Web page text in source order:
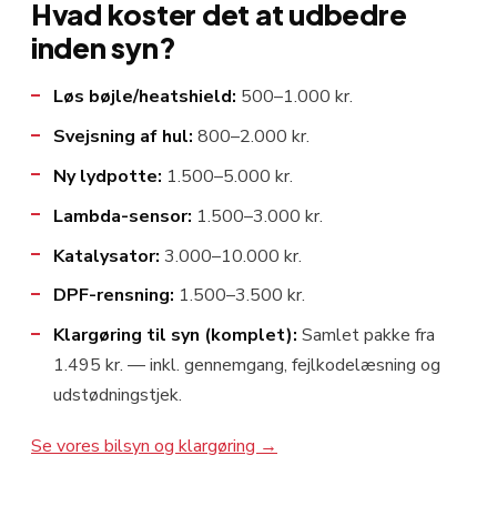
Hvad koster det at udbedre
inden syn?
Løs bøjle/heatshield: 500–1.000 kr.
Svejsning af hul: 800–2.000 kr.
Ny lydpotte: 1.500–5.000 kr.
Lambda-sensor: 1.500–3.000 kr.
Katalysator: 3.000–10.000 kr.
DPF-rensning: 1.500–3.500 kr.
Klargøring til syn (komplet): Samlet pakke fra
1.495 kr. — inkl. gennemgang, fejlkodelæsning og
udstødningstjek.
Se vores bilsyn og klargøring →